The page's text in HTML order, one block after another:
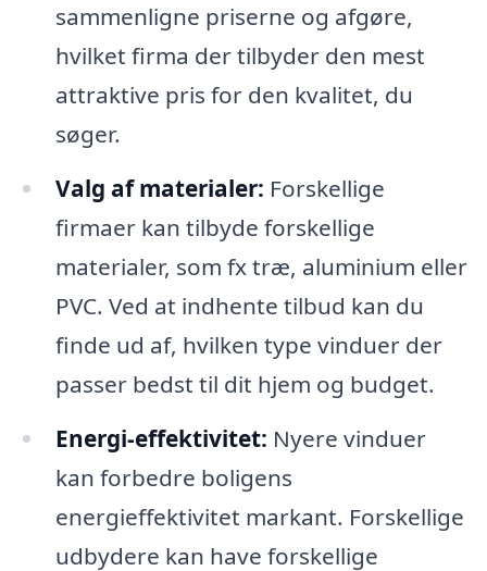
sammenligne priserne og afgøre,
hvilket firma der tilbyder den mest
attraktive pris for den kvalitet, du
søger.
Valg af materialer: Forskellige
firmaer kan tilbyde forskellige
materialer, som fx træ, aluminium eller
PVC. Ved at indhente tilbud kan du
finde ud af, hvilken type vinduer der
passer bedst til dit hjem og budget.
Energi-effektivitet: Nyere vinduer
kan forbedre boligens
energieffektivitet markant. Forskellige
udbydere kan have forskellige